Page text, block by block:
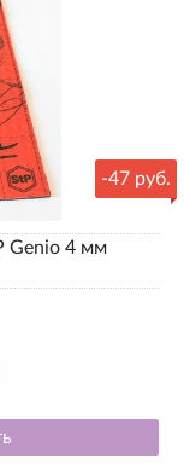
-47 руб.
Genio 4 мм